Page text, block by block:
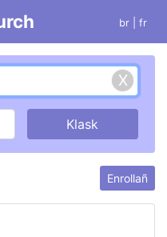
br | fr
Enrollañ